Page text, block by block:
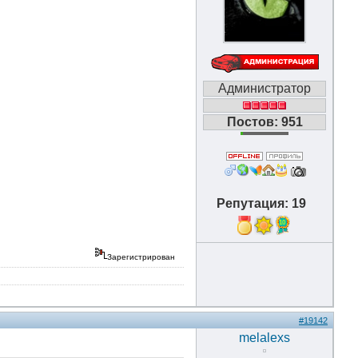
Администратор
Постов: 951
Репутация: 19
10
Зарегистрирован
#19142
melalexs